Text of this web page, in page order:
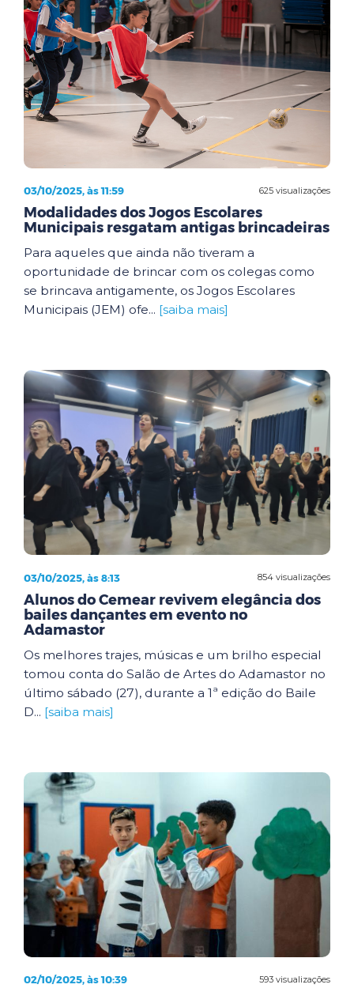
625 visualizações
03/10/2025, às 11:59
Modalidades dos Jogos Escolares
Municipais resgatam antigas brincadeiras
Para aqueles que ainda não tiveram a
oportunidade de brincar com os colegas como
se brincava antigamente, os Jogos Escolares
Municipais (JEM) ofe... [saiba mais]
854 visualizações
03/10/2025, às 8:13
Alunos do Cemear revivem elegância dos
bailes dançantes em evento no
Adamastor
Os melhores trajes, músicas e um brilho especial
tomou conta do Salão de Artes do Adamastor no
último sábado (27), durante a 1ª edição do Baile
D... [saiba mais]
593 visualizações
02/10/2025, às 10:39